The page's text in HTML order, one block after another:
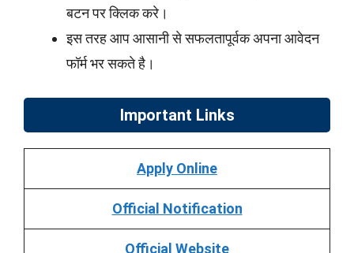
बटन पर क्लिक करे।
इस तरह आप आसानी से सफलतापूर्वक अपना आवेदन
फॉर्म भर सकते है।
Important Links
Apply Online
Official Notification
Official Website